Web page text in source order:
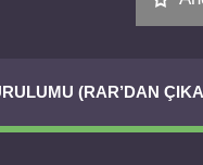
(RAR’DAN